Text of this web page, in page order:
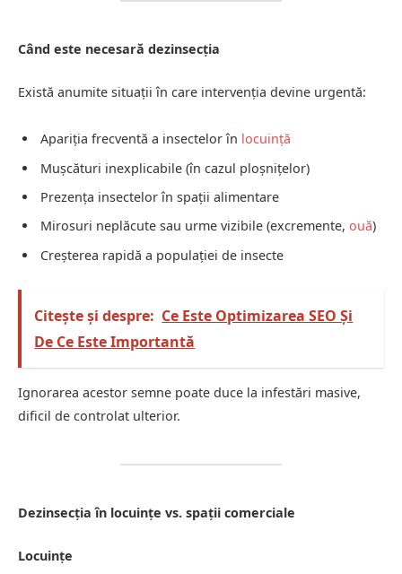
Când este necesară dezinsecția
Există anumite situații în care intervenția devine urgentă:
Apariția frecventă a insectelor în locuință
Mușcături inexplicabile (în cazul ploșnițelor)
Prezența insectelor în spații alimentare
Mirosuri neplăcute sau urme vizibile (excremente, ouă)
Creșterea rapidă a populației de insecte
Citește și despre: Ce Este Optimizarea SEO Și
De Ce Este Importantă
Ignorarea acestor semne poate duce la infestări masive,
dificil de controlat ulterior.
Dezinsecția în locuințe vs. spații comerciale
Locuințe